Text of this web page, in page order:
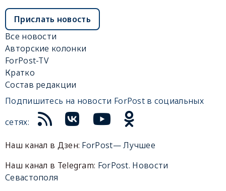
Прислать новость
Все новости
Авторские колонки
ForPost-TV
Кратко
Состав редакции
Подпишитесь на новости ForPost в социальных
сетях:
Наш канал в Дзен: ForPost— Лучшее
Наш канал в Telegram: ForPost. Новости
Севастополя